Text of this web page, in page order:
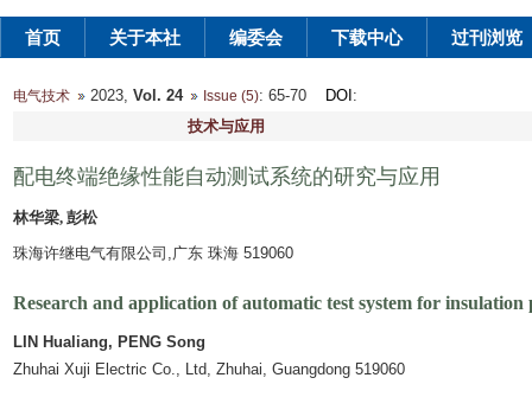
首页 关于本社 编委会 下载中心 过刊浏览
电气技术 2023, Vol. 24 Issue (5): 65-70 DOI :
技术与应用
配电终端绝缘性能自动测试系统的研究与应用
林华梁, 彭松
珠海许继电气有限公司,广东 珠海 519060
Research and application of automatic test system for
LIN Hualiang, PENG Song
Zhuhai Xuji Electric Co., Ltd, Zhuhai, Guangdong 519060